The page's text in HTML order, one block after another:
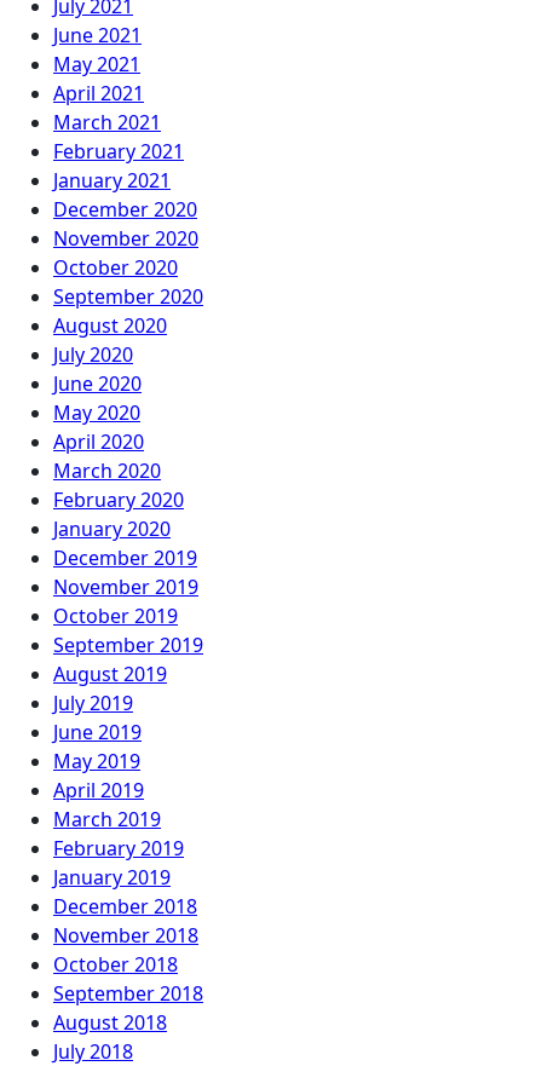
July 2021
June 2021
May 2021
April 2021
March 2021
February 2021
January 2021
December 2020
November 2020
October 2020
September 2020
August 2020
July 2020
June 2020
May 2020
April 2020
March 2020
February 2020
January 2020
December 2019
November 2019
October 2019
September 2019
August 2019
July 2019
June 2019
May 2019
April 2019
March 2019
February 2019
January 2019
December 2018
November 2018
October 2018
September 2018
August 2018
July 2018